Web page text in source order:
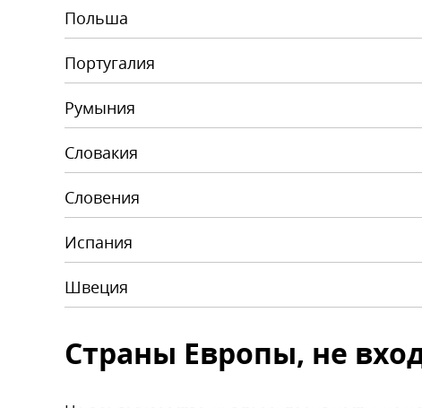
Польша
Португалия
Румыния
Словакия
Словения
Испания
Швеция
Страны Европы, не